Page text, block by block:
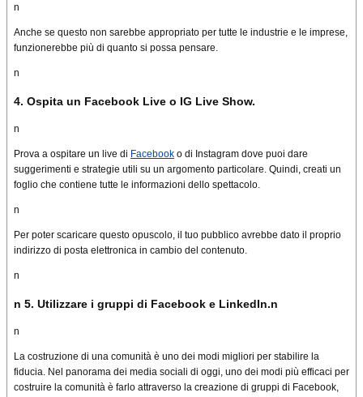
n
Anche se questo non sarebbe appropriato per tutte le industrie e le imprese,
funzionerebbe più di quanto si possa pensare.
n
4. Ospita un Facebook Live o IG Live Show.
n
Prova a ospitare un live di Facebook o di Instagram dove puoi dare
suggerimenti e strategie utili su un argomento particolare. Quindi, creati un
foglio che contiene tutte le informazioni dello spettacolo.
n
Per poter scaricare questo opuscolo, il tuo pubblico avrebbe dato il proprio
indirizzo di posta elettronica in cambio del contenuto.
n
n 5. Utilizzare i gruppi di Facebook e LinkedIn.n
n
La costruzione di una comunità è uno dei modi migliori per stabilire la
fiducia. Nel panorama dei media sociali di oggi, uno dei modi più efficaci per
costruire la comunità è farlo attraverso la creazione di gruppi di Facebook,